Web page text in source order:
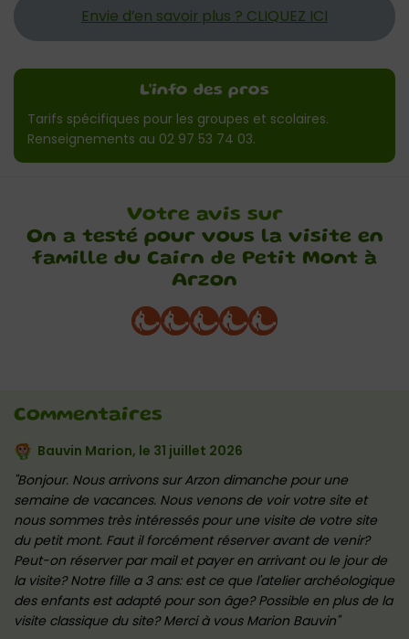
Envie d’en savoir plus ? CLIQUEZ ICI
L'info des pros
Tarifs spécifiques pour les groupes et scolaires.
Renseignements au 02 97 53 74 03.
Votre avis sur
On a testé pour vous la visite en
famille du Cairn de Petit Mont à
Arzon
Commentaires
Bauvin Marion, le 31 juillet 2026
Bonjour. Nous arrivons sur Arzon dimanche pour une
semaine de vacances. Nous venons de voir votre site et
nous sommes très intéressés pour une visite de votre site
du petit mont. Faut il forcément réserver avant de venir?
Peut-on réserver par mail et payer en arrivant ou le jour de
la visite? Notre fille a 3 ans: est ce que l'atelier archéologique
des enfants est adapté pour son âge? Possible en plus de la
visite classique du site? Merci à vous Marion Bauvin